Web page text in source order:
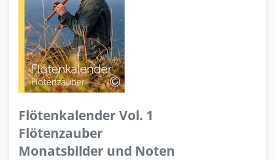
Flötenkalender Vol. 1
Flötenzauber
Monatsbilder und Noten